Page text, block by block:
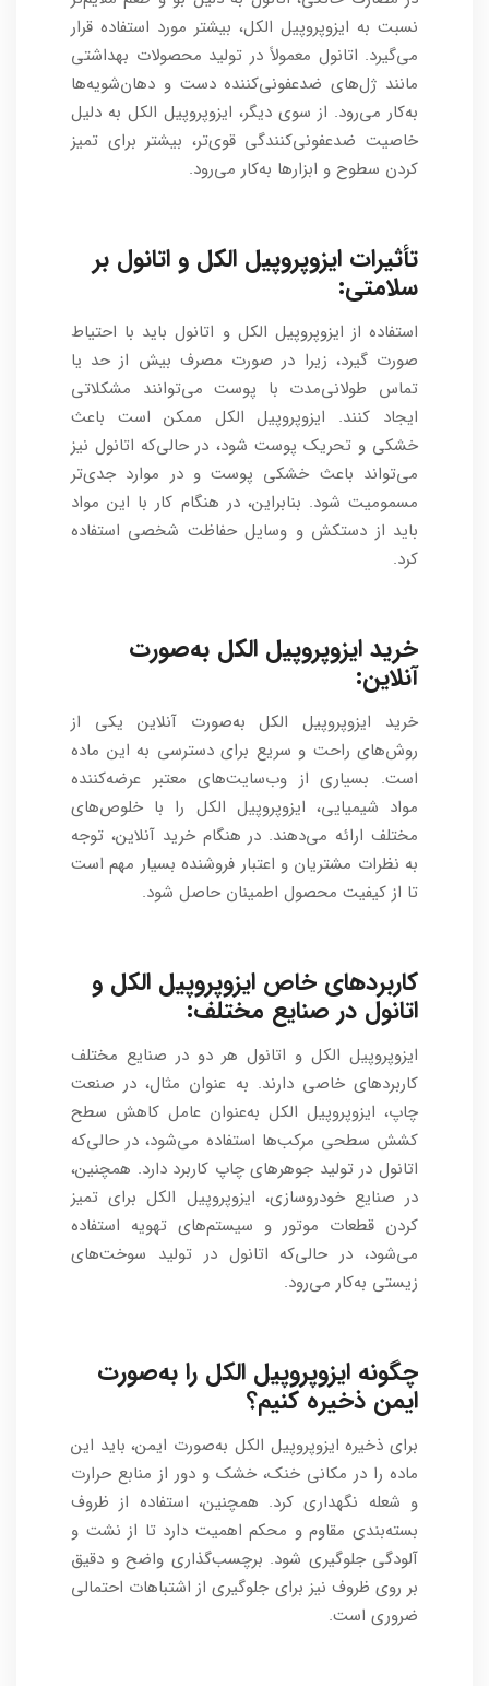
نسبت به ایزوپروپیل الکل، بیشتر مورد استفاده قرار
می‌گیرد. اتانول معمولاً در تولید محصولات بهداشتی
مانند ژل‌های ضدعفونی‌کننده دست و دهان‌شویه‌ها
به‌کار می‌رود. از سوی دیگر، ایزوپروپیل الکل به دلیل
خاصیت ضدعفونی‌کنندگی قوی‌تر، بیشتر برای تمیز
کردن سطوح و ابزارها به‌کار می‌رود.
تأثیرات ایزوپروپیل الکل و اتانول بر
سلامتی:
استفاده از ایزوپروپیل الکل و اتانول باید با احتیاط
صورت گیرد، زیرا در صورت مصرف بیش از حد یا
تماس طولانی‌مدت با پوست می‌توانند مشکلاتی
ایجاد کنند. ایزوپروپیل الکل ممکن است باعث
خشکی و تحریک پوست شود، در حالی‌که اتانول نیز
می‌تواند باعث خشکی پوست و در موارد جدی‌تر
مسمومیت شود. بنابراین، در هنگام کار با این مواد
باید از دستکش و وسایل حفاظت شخصی استفاده
کرد.
خرید ایزوپروپیل الکل به‌صورت
آنلاین:
خرید ایزوپروپیل الکل به‌صورت آنلاین یکی از
روش‌های راحت و سریع برای دسترسی به این ماده
است. بسیاری از وب‌سایت‌های معتبر عرضه‌کننده
مواد شیمیایی، ایزوپروپیل الکل را با خلوص‌های
مختلف ارائه می‌دهند. در هنگام خرید آنلاین، توجه
به نظرات مشتریان و اعتبار فروشنده بسیار مهم است
تا از کیفیت محصول اطمینان حاصل شود.
کاربردهای خاص ایزوپروپیل الکل و
اتانول در صنایع مختلف:
ایزوپروپیل الکل و اتانول هر دو در صنایع مختلف
کاربردهای خاصی دارند. به عنوان مثال، در صنعت
چاپ، ایزوپروپیل الکل به‌عنوان عامل کاهش سطح
کشش سطحی مرکب‌ها استفاده می‌شود، در حالی‌که
اتانول در تولید جوهرهای چاپ کاربرد دارد. همچنین،
در صنایع خودروسازی، ایزوپروپیل الکل برای تمیز
کردن قطعات موتور و سیستم‌های تهویه استفاده
می‌شود، در حالی‌که اتانول در تولید سوخت‌های
زیستی به‌کار می‌رود.
چگونه ایزوپروپیل الکل را به‌صورت
ایمن ذخیره کنیم؟
برای ذخیره ایزوپروپیل الکل به‌صورت ایمن، باید این
ماده را در مکانی خنک، خشک و دور از منابع حرارت
و شعله نگهداری کرد. همچنین، استفاده از ظروف
بسته‌بندی مقاوم و محکم اهمیت دارد تا از نشت و
آلودگی جلوگیری شود. برچسب‌گذاری واضح و دقیق
بر روی ظروف نیز برای جلوگیری از اشتباهات احتمالی
ضروری است.